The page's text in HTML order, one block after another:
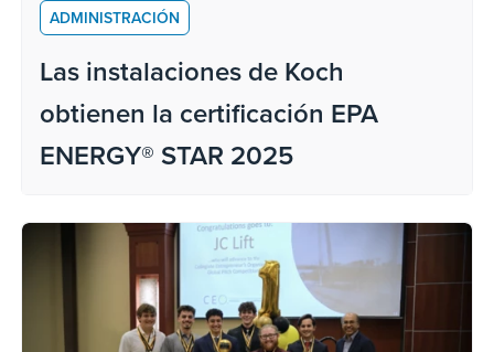
ADMINISTRACIÓN
Las instalaciones de Koch
obtienen la certificación EPA
ENERGY® STAR 2025